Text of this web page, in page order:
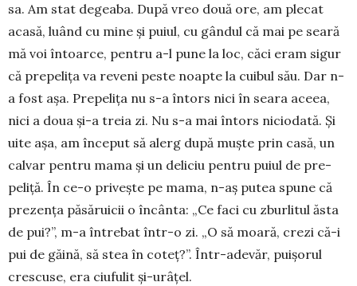
sa. Am stat degeaba. După vreo două ore, am plecat
acasă, luând cu mine și puiul, cu gândul că mai pe seară
mă voi întoarce, pentru a-l pune la loc, căci eram sigur
că pre­pe­lița va re­veni peste noap­te la cuibul său. Dar n-
a fost așa. Prepelița nu s-a întors nici în seara aceea,
nici a doua și-a treia zi. Nu s-a mai întors nicio­dată. Și
uite așa, am în­ce­put să alerg după muște prin casă, un
cal­var pen­tru mama și un de­liciu pentru puiul de pre­
peliță. În ce-o pri­vește pe mama, n-aș putea spu­ne că
prezența păsă­ruicii o în­cânta: „Ce faci cu zbur­litul ăsta
de pui?”, m-a între­bat într-o zi. „O să moară, crezi că-i
pui de gă­i­nă, să stea în coteț?”. În­tr-ade­văr, pui­șo­rul
cres­cuse, era ciufulit și-urâ­țel.